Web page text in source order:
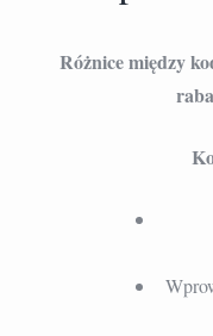
Różnice między